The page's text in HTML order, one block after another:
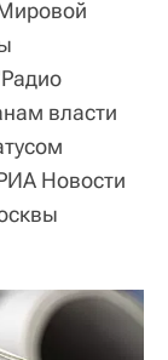
власти
Новости